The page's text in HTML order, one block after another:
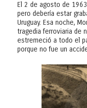
El 2 de agosto de
pero debería estar
Uruguay. Esa noche,
tragedia ferroviaria de
estremeció a todo el
porque no fue un